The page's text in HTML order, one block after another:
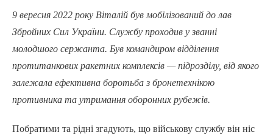
9 вересня 2022 року Віталій був мобілізований до лав
Збройних Сил України. Службу проходив у званні
молодшого сержанта. Був командиром відділення
протитанкових ракетних комплексів — підрозділу, від якого
залежала ефективна боротьба з бронетехнікою
противника та утримання оборонних рубежів.
Побратими та рідні згадують, що військову службу він ніс